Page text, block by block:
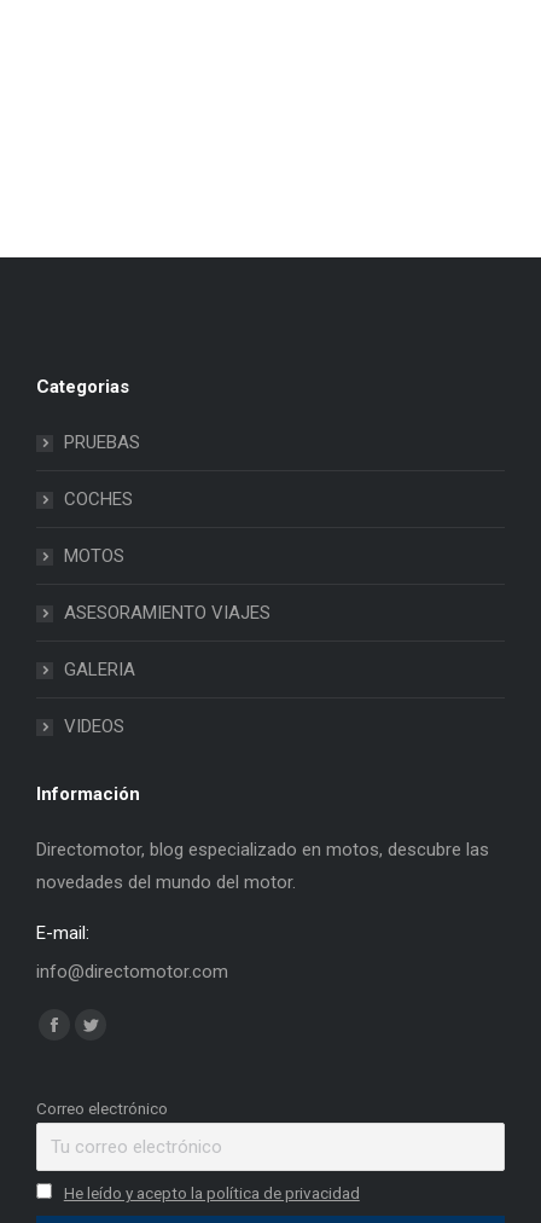
Categorias
PRUEBAS
COCHES
MOTOS
ASESORAMIENTO VIAJES
GALERIA
VIDEOS
Información
Directomotor, blog especializado en motos, descubre las
novedades del mundo del motor.
E-mail:
info@directomotor.com
Find us on:
Facebook
opens
window
Twitter
opens
window
Correo electrónico
He leído y acepto la política de privacidad